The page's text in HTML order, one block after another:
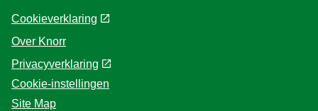
Cookieverklaring
Over Knorr
Privacyverklaring
Cookie-instellingen
Site Map